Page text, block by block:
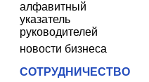
алфавитный
указатель
руководителей
новости бизнеса
СОТРУДНИЧЕСТВО